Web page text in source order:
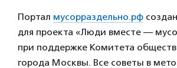
Портал мусорраздельно.рф
для проекта «Люди вместе —
при поддержке Комитета
города Москвы. Все советы в